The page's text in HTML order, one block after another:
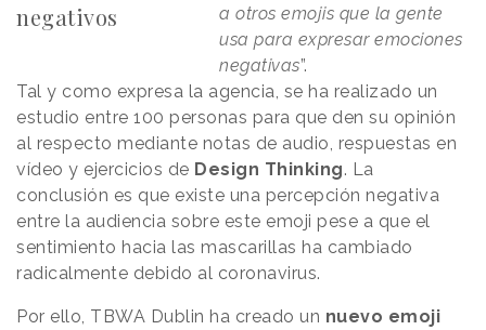
negativos
a otros emojis que la gente
usa para expresar emociones
negativas”.
Tal y como expresa la agencia, se ha realizado un
estudio entre 100 personas para que den su opinión
al respecto mediante notas de audio, respuestas en
vídeo y ejercicios de Design Thinking. La
conclusión es que existe una percepción negativa
entre la audiencia sobre este emoji pese a que el
sentimiento hacia las mascarillas ha cambiado
radicalmente debido al coronavirus.
Por ello, TBWA Dublin ha creado un nuevo emoji